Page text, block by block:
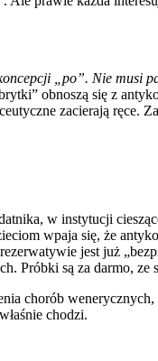
„po”. Nie musi
obnoszą się z
zacierają ręce.
w instytucji
wpaja się, że
jest już
Próbki są za darmo, ze
chorób
chodzi.